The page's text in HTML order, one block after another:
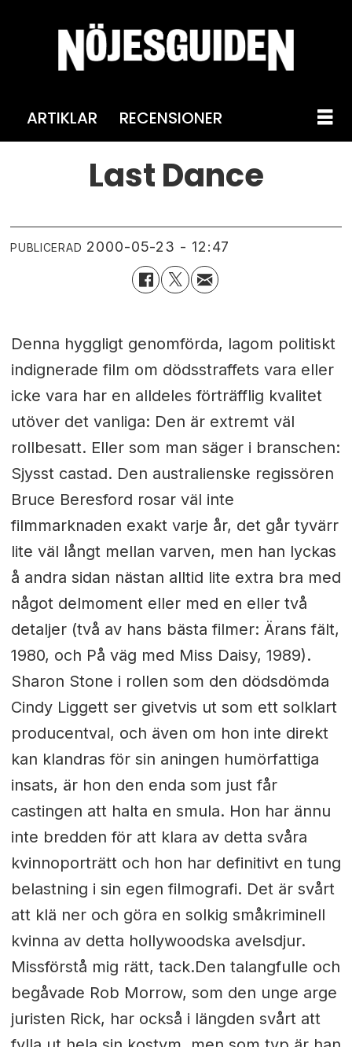
ARTIKLAR RECENSIONER
Last Dance
PUBLICERAD 2000-05-23 - 12:47
Denna hyggligt genomförda, lagom politiskt
indignerade film om dödsstraffets vara eller
icke vara har en alldeles förträfflig kvalitet
utöver det vanliga: Den är extremt väl
rollbesatt. Eller som man säger i branschen:
Sjysst castad. Den australienske regissören
Bruce Beresford rosar väl inte
filmmarknaden exakt varje år, det går tyvärr
lite väl långt mellan varven, men han lyckas
å andra sidan nästan alltid lite extra bra med
något delmoment eller med en eller två
detaljer (två av hans bästa filmer: Ärans fält,
1980, och På väg med Miss Daisy, 1989).
Sharon Stone i rollen som den dödsdömda
Cindy Liggett ser givetvis ut som ett solklart
producentval, och även om hon inte direkt
kan klandras för sin aningen humörfattiga
insats, är hon den enda som just får
castingen att halta en smula. Hon har ännu
inte bredden för att klara av detta svåra
kvinnoporträtt och hon har definitivt en tung
belastning i sin egen filmografi. Det är svårt
att klä ner och göra en solkig småkriminell
kvinna av detta hollywoodska avelsdjur.
Missförstå mig rätt, tack.Den talangfulle och
begåvade Rob Morrow, som den unge arge
juristen Rick, har också i längden svårt att